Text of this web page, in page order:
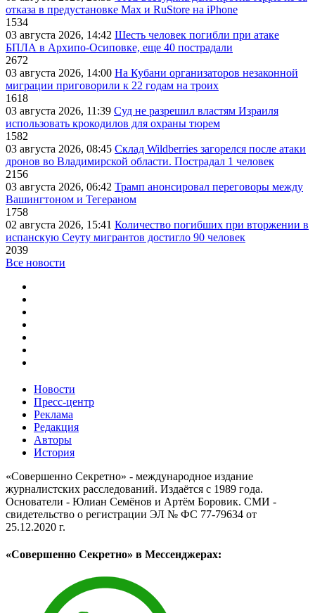
отказа в предустановке Max и RuStore на iPhone
1534
03 августа 2026, 14:42 Шесть человек погибли при атаке
БПЛА в Архипо-Осиповке, еще 40 пострадали
2672
03 августа 2026, 14:00 На Кубани организаторов незаконной
миграции приговорили к 22 годам на троих
1618
03 августа 2026, 11:39 Суд не разрешил властям Израиля
использовать крокодилов для охраны тюрем
1582
03 августа 2026, 08:45 Склад Wildberries загорелся после атаки
дронов во Владимирской области. Пострадал 1 человек
2156
03 августа 2026, 06:42 Трамп анонсировал переговоры между
Вашингтоном и Тегераном
1758
02 августа 2026, 15:41 Количество погибших при вторжении в
испанскую Сеуту мигрантов достигло 90 человек
2039
Все новости
Новости
Пресс-центр
Реклама
Редакция
Авторы
История
«Совершенно Секретно» - международное издание
журналистских расследований. Издаётся с 1989 года.
Основатели - Юлиан Семёнов и Артём Боровик. CМИ -
свидетельство о регистрации ЭЛ № ФС 77-79634 от
25.12.2020 г.
«Совершенно Секретно» в Мессенджерах: